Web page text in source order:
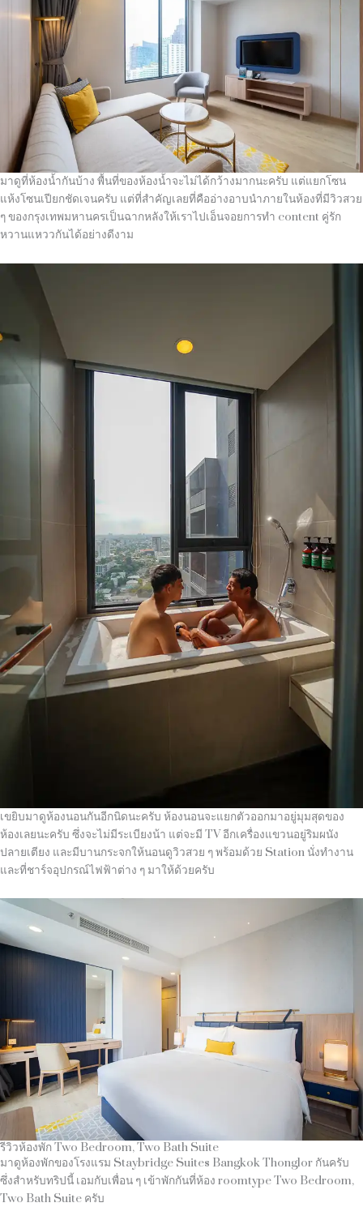
มาดูที่ห้องน้ำกันบ้าง พื้นที่ของห้องน้ำจะไม่ได้กว้างมากนะครับ แต่แยกโซน
แห้งโซนเปียกชัดเจนครับ แต่ที่สำคัญเลยที่คืออ่างอาบนำภายในห้องที่มีวิวสวย
ๆ ของกรุงเทพมหานครเป็นฉากหลังให้เราไปเอ็นจอยการทำ content คู่รัก
หวานแหววกันได้อย่างดีงาม
เขยิบมาดูห้องนอนกันอีกนิดนะครับ ห้องนอนจะแยกตัวออกมาอยู่มุมสุดของ
ห้องเลยนะครับ ซึ่งจะไม่มีระเบียงน้า แต่จะมี TV อีกเครื่องแขวนอยู่ริมผนัง
ปลายเตียง และมีบานกระจกให้นอนดูวิวสวย ๆ พร้อมด้วย Station นั่งทำงาน
และที่ชาร์จอุปกรณ์ไฟฟ้าต่าง ๆ มาให้ด้วยครับ
รีวิวห้องพัก Two Bedroom, Two Bath Suite
มาดูห้องพักของโรงแรม Staybridge Suites Bangkok Thonglor กันครับ
ซึ่งสำหรับทริปนี้ เอมกับเพื่อน ๆ เข้าพักกันที่ห้อง roomtype Two Bedroom,
Two Bath Suite ครับ